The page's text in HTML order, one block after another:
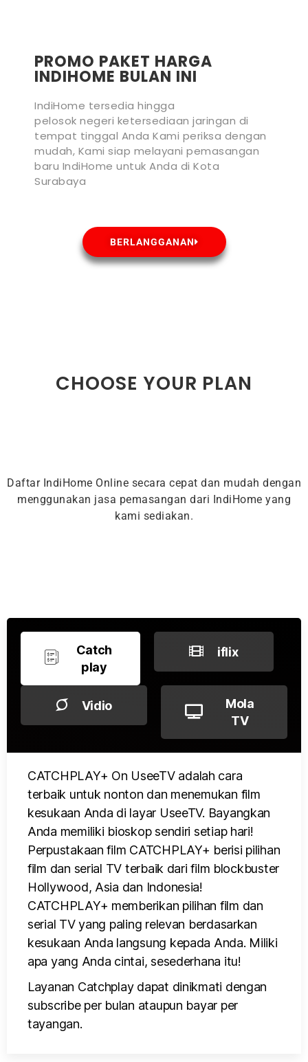
PROMO PAKET HARGA
INDIHOME BULAN INI
IndiHome tersedia hingga
pelosok negeri ketersediaan jaringan di
tempat tinggal Anda Kami periksa dengan
mudah, Kami siap melayani pemasangan
baru IndiHome untuk Anda di Kota
Surabaya
BERLANGGANAN
CHOOSE YOUR PLAN
Daftar IndiHome Online secara cepat dan mudah dengan
menggunakan jasa pemasangan dari IndiHome yang
kami sediakan.
Catch
play
iflix
Vidio
Mola
TV
CATCHPLAY+ On UseeTV adalah cara
terbaik untuk nonton dan menemukan film
kesukaan Anda di layar UseeTV. Bayangkan
Anda memiliki bioskop sendiri setiap hari!
Perpustakaan film CATCHPLAY+ berisi pilihan
film dan serial TV terbaik dari film blockbuster
Hollywood, Asia dan Indonesia!
CATCHPLAY+ memberikan pilihan film dan
serial TV yang paling relevan berdasarkan
kesukaan Anda langsung kepada Anda. Miliki
apa yang Anda cintai, sesederhana itu!
Layanan Catchplay dapat dinikmati dengan
subscribe per bulan ataupun bayar per
tayangan.